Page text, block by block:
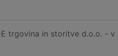
trgovina in storitve d.o.o. - v